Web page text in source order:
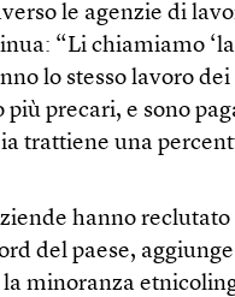
le agenzie di
“Li chiamiamo
lo stesso lavoro
più precari, e sono
trattiene una
hanno
del paese,
la minoranza